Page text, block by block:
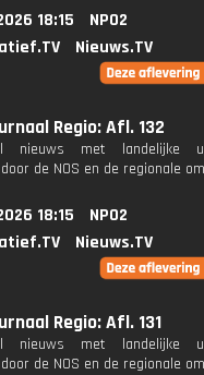
18:15
NPO2
Nieuws.TV
Regio: Afl. 132
nieuws met landelijke
de NOS en de regionale
18:15
NPO2
Nieuws.TV
Regio: Afl. 131
nieuws met landelijke
de NOS en de regionale